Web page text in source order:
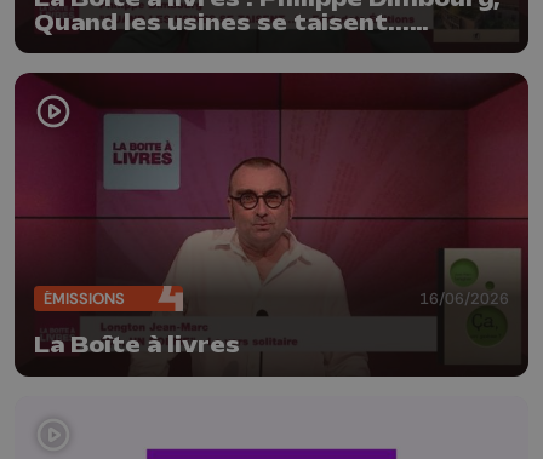
Quand les usines se taisent...
(Farfadets Editions)
ÉMISSIONS 16/06/2026
La Boîte à livres